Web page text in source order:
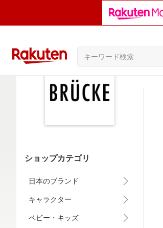
ショップカテゴリ
日本のブランド
キャラクター
ベビー・キッズ